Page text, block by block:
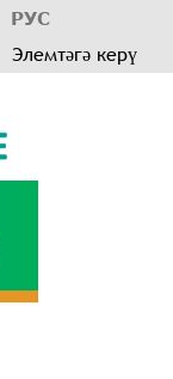
РУС
Элемтәгә керү